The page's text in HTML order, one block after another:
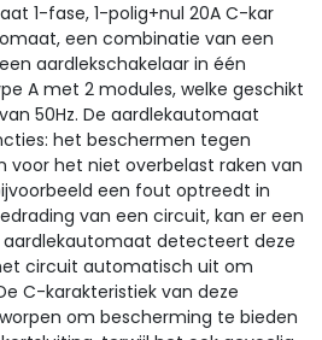
1-fase, 1-polig+nul 20A C-kar
een combinatie van een
aardlekschakelaar in één
A met 2 modules, welke geschikt
50Hz. De aardlekautomaat
het beschermen tegen
voor het niet overbelast raken van
een fout optreedt in
van een circuit, kan er een
detecteert deze
circuit automatisch uit om
C-karakteristiek van deze
om bescherming te bieden